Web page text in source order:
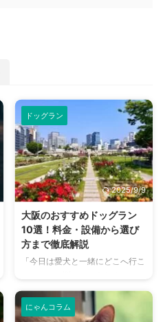
ドッグラン
2025/9/9
大阪のおすすめドッグラン
10選！料金・設備から選び
方まで徹底解説
「今日は愛犬と一緒にどこへ行こ
か？大阪には、広大な敷地でのび
のびと遊べるドッグランから、都
心でアクセスしやすい便利な施設
にゃんコラム